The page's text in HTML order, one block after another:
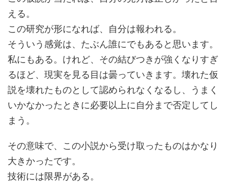
える。
この研究が形になれば、自分は報われる。
そういう感覚は、たぶん誰にでもあると思います。
私にもある。けれど、その結びつきが強くなりすぎ
るほど、現実を見る目は曇っていきます。壊れた仮
説を壊れたものとして認められなくなるし、うまく
いかなかったときに必要以上に自分まで否定してし
まう。
その意味で、この小説から受け取ったものはかなり
大きかったです。
技術には限界がある。